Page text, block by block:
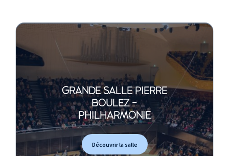
GRANDE SALLE PIERRE
BOULEZ -
PHILHARMONIE
Découvrir la salle